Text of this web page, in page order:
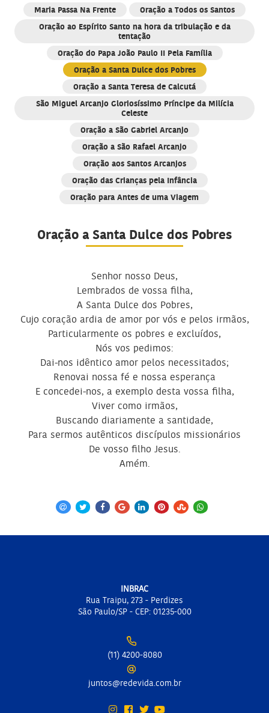
Maria Passa Na Frente
Oração a Todos os Santos
Oração ao Espírito Santo na hora da tribulação e da
tentação
Oração do Papa João Paulo II Pela Família
Oração a Santa Dulce dos Pobres
Oração a Santa Teresa de Calcutá
São Miguel Arcanjo Gloriosíssimo Príncipe da Milícia
Celeste
Oração a São Gabriel Arcanjo
Oração a São Rafael Arcanjo
Oração aos Santos Arcanjos
Oração das Crianças pela Infância
Oração para Antes de uma Viagem
Oração a Santa Dulce dos Pobres
Senhor nosso Deus,
Lembrados de vossa filha,
A Santa Dulce dos Pobres,
Cujo coração ardia de amor por vós e pelos irmãos,
Particularmente os pobres e excluídos,
Nós vos pedimos:
Dai-nos idêntico amor pelos necessitados;
Renovai nossa fé e nossa esperança
E concedei-nos, a exemplo desta vossa filha,
Viver como irmãos,
Buscando diariamente a santidade,
Para sermos autênticos discípulos missionários
De vosso filho Jesus.
Amém.
INBRAC
Rua Traipu, 273 - Perdizes
São Paulo/SP - CEP: 01235-000
(11) 4200-8080
juntos@redevida.com.br